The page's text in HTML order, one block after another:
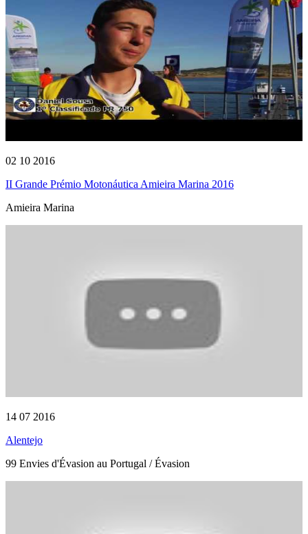
02 10 2016
II Grande Prémio Motonáutica Amieira Marina 2016
Amieira Marina
14 07 2016
Alentejo
99 Envies d'Évasion au Portugal / Évasion